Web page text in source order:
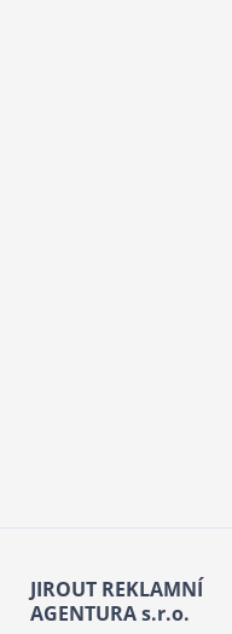
JIROUT REKLAMNÍ
AGENTURA s.r.o.